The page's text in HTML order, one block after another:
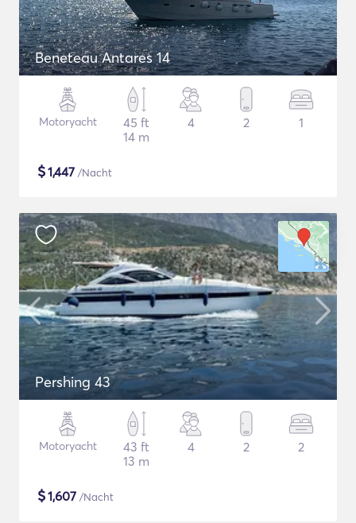
Beneteau Antares 14
Motoryacht
45 ft
14 m
4 2 1
$1,447 /Nacht
Pershing 43
Motoryacht
43 ft
13 m
4 2 2
$1,607 /Nacht